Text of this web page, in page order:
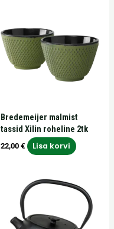
Bredemeijer malmist
tassid Xilin roheline 2tk
22,00 € Lisa korvi